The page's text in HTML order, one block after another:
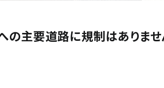
の主要道路に規制はありませ